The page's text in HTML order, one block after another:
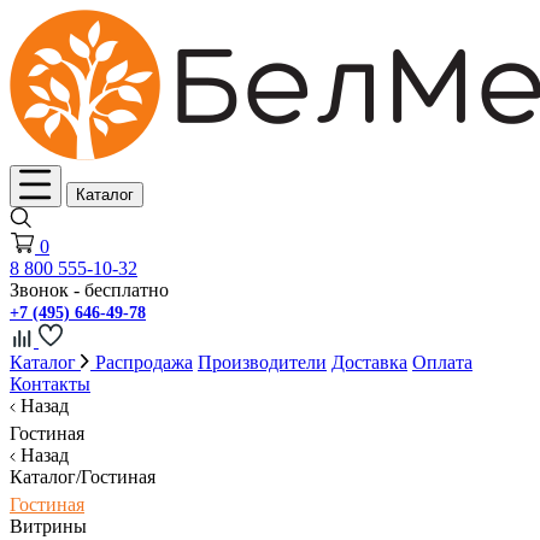
Каталог
0
8 800 555-10-32
Звонок - бесплатно
+7 (495) 646-49-78
Каталог Распродажа Производители Доставка Оплата
Контакты
Назад
Гостиная
Назад
Каталог/Гостиная
Гостиная
Витрины